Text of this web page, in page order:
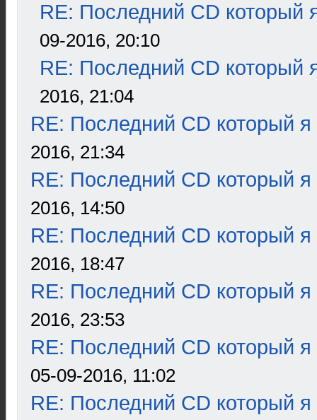
RE: Последний CD который
09-2016, 20:10
RE: Последний CD который
2016, 21:04
RE: Последний CD который я
2016, 21:34
RE: Последний CD который я
2016, 14:50
RE: Последний CD который я
2016, 18:47
RE: Последний CD который я
2016, 23:53
RE: Последний CD который я
05-09-2016, 11:02
RE: Последний CD который я